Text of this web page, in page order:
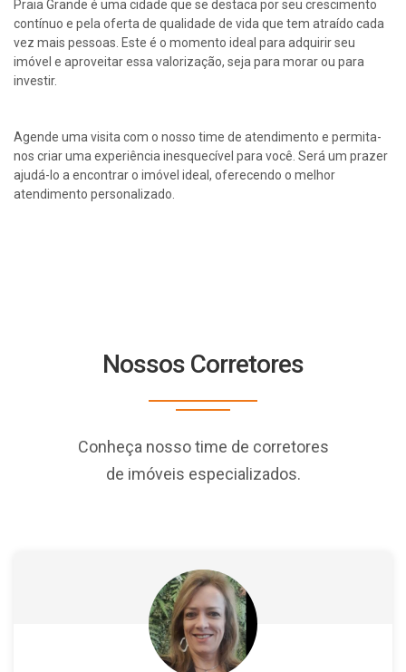
Praia Grande é uma cidade que se destaca por seu crescimento
contínuo e pela oferta de qualidade de vida que tem atraído cada
vez mais pessoas. Este é o momento ideal para adquirir seu
imóvel e aproveitar essa valorização, seja para morar ou para
investir.
Agende uma visita com o nosso time de atendimento e permita-
nos criar uma experiência inesquecível para você. Será um prazer
ajudá-lo a encontrar o imóvel ideal, oferecendo o melhor
atendimento personalizado.
Nossos Corretores
Conheça nosso time de corretores
de imóveis especializados.